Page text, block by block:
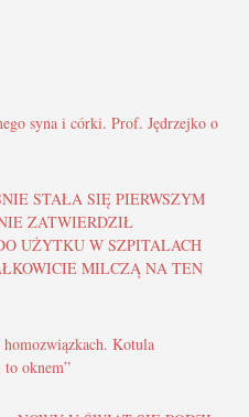
syna i córki. Prof. Jędrzejko o
STAŁA SIĘ PIERWSZYM
ZATWIERDZIŁ
UŻYTKU W SZPITALACH
MILCZĄ NA TEN
homozwiązkach. Kotula
to oknem”